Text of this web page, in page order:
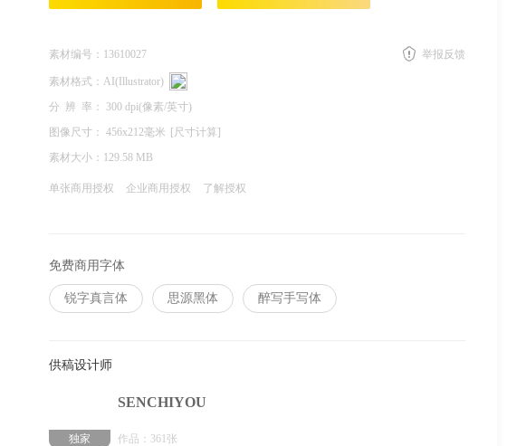
素材编号： 13610027
素材格式： AI(Illustrator)
分 辨 率： 300 dpi(像素/英寸)
图像尺寸： 456x212毫米 [尺寸计算]
素材大小： 129.58 MB
举报反馈
单张商用授权 企业商用授权 了解授权
免费商用字体
锐字真言体 思源黑体 醉写手写体
供稿设计师
独家
SENCHIYOU
作品：361张